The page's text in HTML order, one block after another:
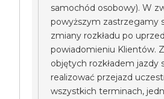
samochód osobowy). W
powyższym zastrzegamy
zmiany rozkładu po
powiadomieniu Klientów.
objętych rozkładem jazdy
realizować przejazd
wszystkich terminach,